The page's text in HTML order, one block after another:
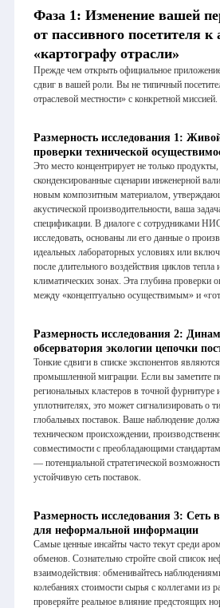
Фаза 1: Изменение вашей
от пассивного посетителя
«картографу отрасли»
Прежде чем открыть официальное
сдвиг в вашей роли. Вы не типичный
отраслевой местности» с конкретной миссией.
Размерность исследования 1:
проверки технической
Это место концентрирует не только
сконденсированные сценарии инженерной
новым композитным материалом,
акустической производительности, ваша
спецификации. В диалоге с сотрудниками
исследовать, основаны ли его данные о
идеальных лабораторных условиях или
после длительного воздействия циклов
климатических зонах. Эта глубина проверки
между «концептуально осуществимым» и
Размерность исследования 2:
обсерватория экологии цепочки
Тонкие сдвиги в списке экспонентов
промышленной миграции. Если вы заметите
региональных кластеров в точной фурнитуре
уплотнителях, это может сигнализировать о
глобальных поставок. Ваше наблюдение
техническом происхождении,
совместимости с преобладающими
— потенциальной стратегической
устойчивую сеть поставок.
Размерность исследования 3: Сеть
для неформальной информации
Самые ценные инсайты часто текут среди
обменов. Сознательно стройте свой список
взаимодействия: обменивайтесь
колебаниях стоимости сырья с коллегами из
проверяйте реальное влияние предстоящих